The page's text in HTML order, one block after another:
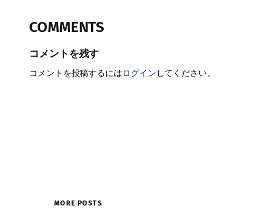
COMMENTS
コメントを残す
コメントを投稿するには ログイン してください。
MORE POSTS